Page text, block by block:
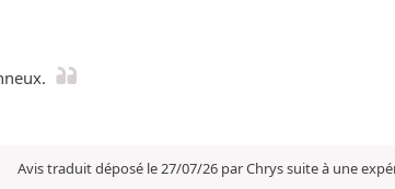
Avis traduit déposé le 27/07/26 par Chrys suite à une